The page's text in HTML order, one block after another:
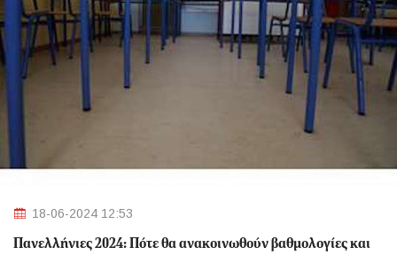
18-06-2024 12:53
Πανελλήνιες 2024: Πότε θα ανακοινωθούν βαθμολογίες και